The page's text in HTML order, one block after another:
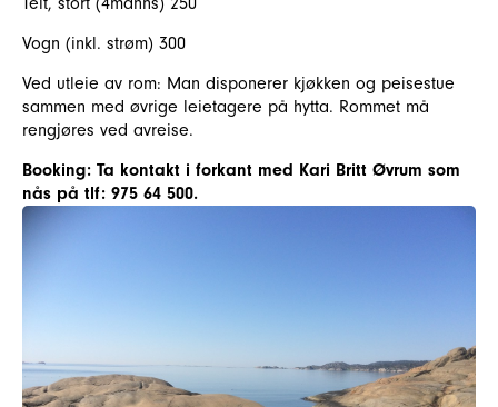
Vogn (inkl. strøm) 300
Ved utleie av rom: Man disponerer kjøkken og peisestue
sammen med øvrige leietagere på hytta. Rommet må
rengjøres ved avreise.
Booking: Ta kontakt i forkant med Kari Britt Øvrum som
nås på tlf: 975 64 500.